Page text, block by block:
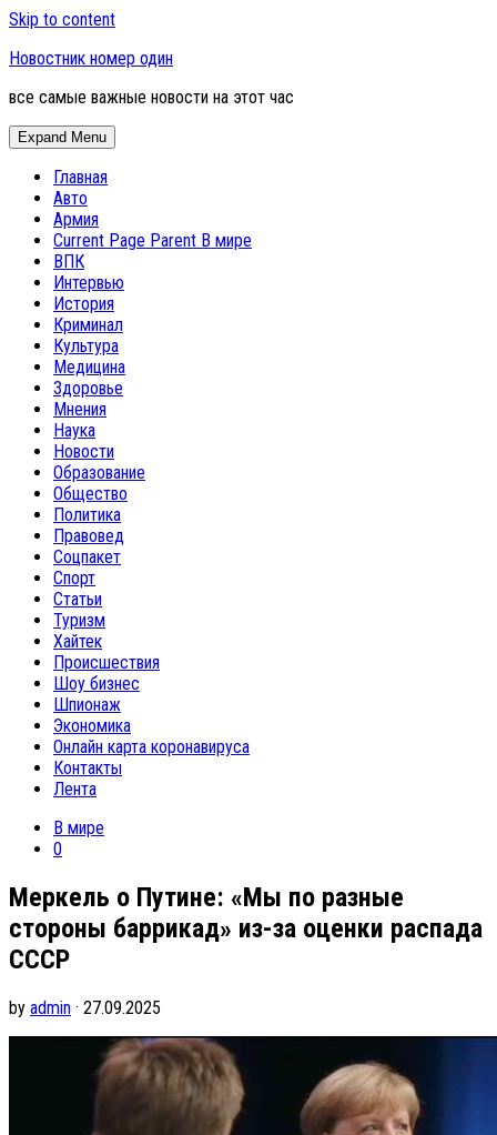
Skip to content
Новостник номер один
все самые важные новости на этот час
Expand Menu
Главная
Авто
Армия
Current Page Parent В мире
ВПК
Интервью
История
Криминал
Культура
Медицина
Здоровье
Мнения
Наука
Новости
Образование
Общество
Политика
Правовед
Соцпакет
Спорт
Статьи
Туризм
Хайтек
Происшествия
Шоу бизнес
Шпионаж
Экономика
Онлайн карта коронавируса
Контакты
Лента
В мире
0
Меркель о Путине: «Мы по разные
стороны баррикад» из-за оценки распада
СССР
by admin · 27.09.2025